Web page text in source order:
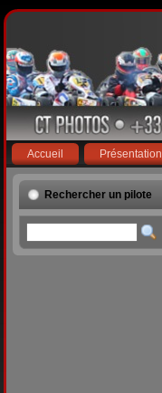
Accueil Présentation
Rechercher un pilote